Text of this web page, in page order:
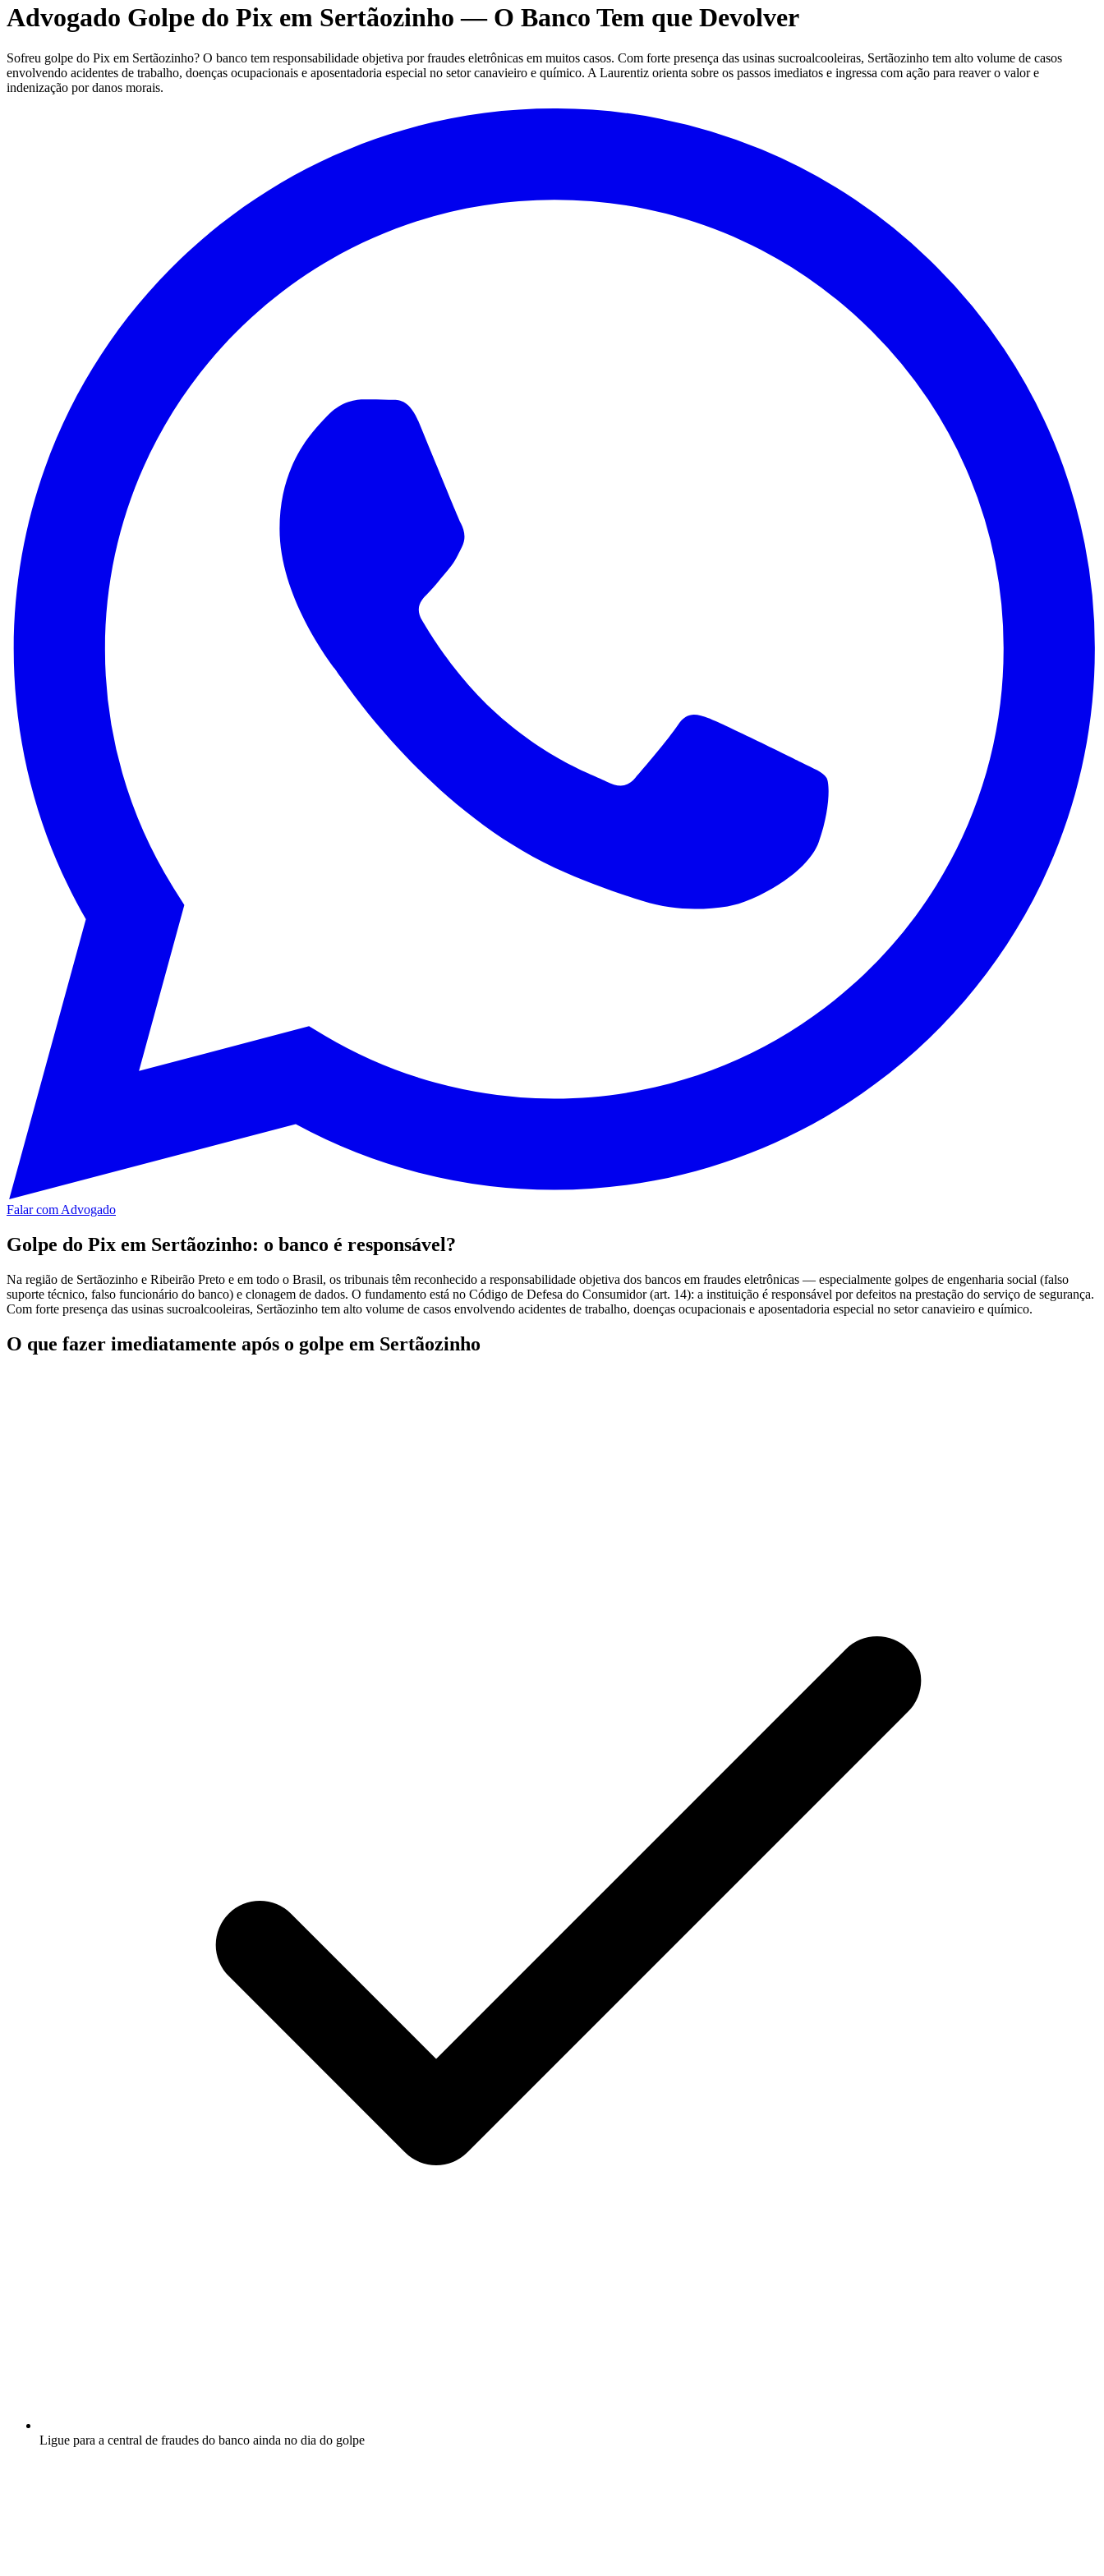
Advogado Golpe do Pix em Sertãozinho — O Banco Tem que Devolver
Sofreu golpe do Pix em Sertãozinho? O banco tem responsabilidade objetiva por fraudes eletrônicas em muitos casos. Com forte presença das usinas sucroalcooleiras, Sertãozinho tem alto volume de casos
envolvendo acidentes de trabalho, doenças ocupacionais e aposentadoria especial no setor canavieiro e químico. A Laurentiz orienta sobre os passos imediatos e ingressa com ação para reaver o valor e
indenização por danos morais.
Falar com Advogado
Golpe do Pix em Sertãozinho: o banco é responsável?
Na região de Sertãozinho e Ribeirão Preto e em todo o Brasil, os tribunais têm reconhecido a responsabilidade objetiva dos bancos em fraudes eletrônicas — especialmente golpes de engenharia social (falso
suporte técnico, falso funcionário do banco) e clonagem de dados. O fundamento está no Código de Defesa do Consumidor (art. 14): a instituição é responsável por defeitos na prestação do serviço de segurança.
Com forte presença das usinas sucroalcooleiras, Sertãozinho tem alto volume de casos envolvendo acidentes de trabalho, doenças ocupacionais e aposentadoria especial no setor canavieiro e químico.
O que fazer imediatamente após o golpe em Sertãozinho
Ligue para a central de fraudes do banco ainda no dia do golpe